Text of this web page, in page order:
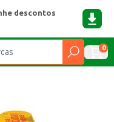
descontos
0